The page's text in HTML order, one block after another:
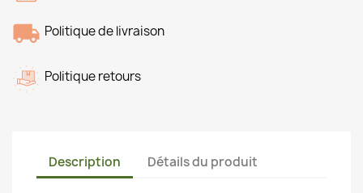
Politique de livraison
Politique retours
Description Détails du produit